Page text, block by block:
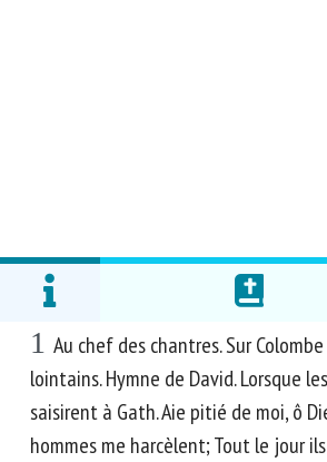
1 Au chef des chantres. Sur
lointains. Hymne de David. Lorsque
saisirent à Gath. Aie pitié de moi, ô
hommes me harcèlent; Tout le jour